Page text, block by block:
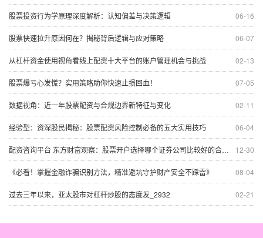
06-16
股票投资行为学原理深度解析：认知偏差与决策逻辑
06-07
股票快速拉升原因何在？揭秘背后逻辑与应对策略
02-13
从杠杆资金使用视角看线上配资十大平台的账户管理机会与挑战
07-05
股票爆亏心发慌？实用策略助你快速止损回血！
02-11
数据视角：近一年股票配资与合规边界新特征与变化
06-04
经验型：资深股民揭秘：股票配资风险控制必备的五大实用技巧
12-30
配资咨询平台 东方财富观察：股票开户选择哪个证券公司比较好的合规边界常见误
08-04
《必看！掌握金融诈骗识别方法，精准避坑守护财产安全不踩雷》
02-21
过去三年以来，亚太股市对杠杆炒股的态度发_2932